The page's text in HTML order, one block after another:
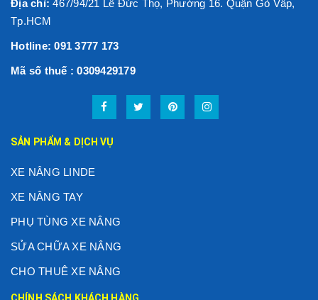
Địa chỉ:467/94/21 Lê Đức Thọ, Phường 16. Quận Gò Vấp,
Tp.HCM
Hotline: 091 3777 173
Mã số thuế : 0309429179
SẢN PHẨM & DỊCH VỤ
XE NÂNG LINDE
XE NÂNG TAY
PHỤ TÙNG XE NÂNG
SỬA CHỮA XE NÂNG
CHO THUÊ XE NÂNG